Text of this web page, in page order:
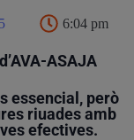
6:04 pm
ASAJA
essencial, però
riuades amb
efectives.